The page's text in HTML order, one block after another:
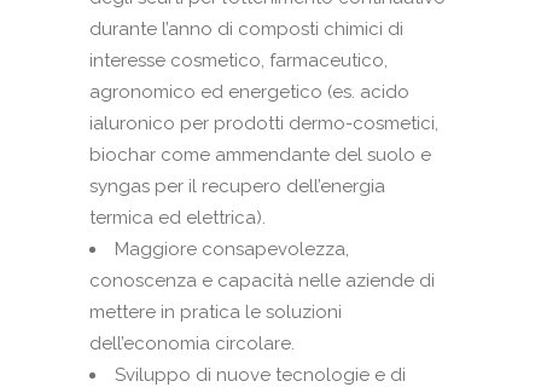
durante l’anno di composti chimici di
interesse cosmetico, farmaceutico,
agronomico ed energetico (es. acido
ialuronico per prodotti dermo-cosmetici,
biochar come ammendante del suolo e
syngas per il recupero dell’energia
termica ed elettrica).
Maggiore consapevolezza,
conoscenza e capacità nelle aziende di
mettere in pratica le soluzioni
dell’economia circolare.
Sviluppo di nuove tecnologie e di